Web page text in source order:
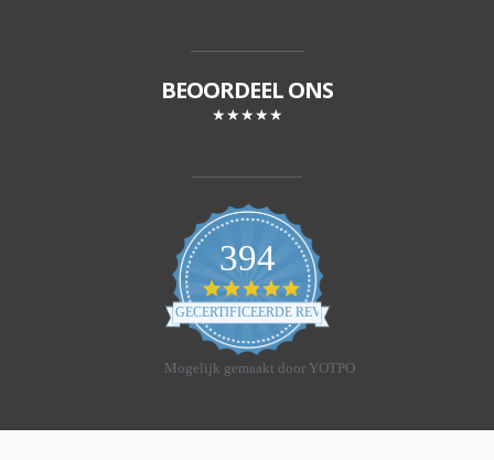
BEOORDEEL ONS
★★★★★
394
4
.
8
GECERTIFICEERDE REVIEWS
Mogelijk gemaakt door YOTPO